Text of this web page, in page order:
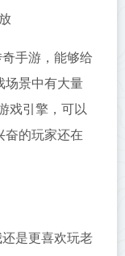
手游，能够给
场景中有大量
戏引擎，可以
奋的玩家还在
是更喜欢玩老